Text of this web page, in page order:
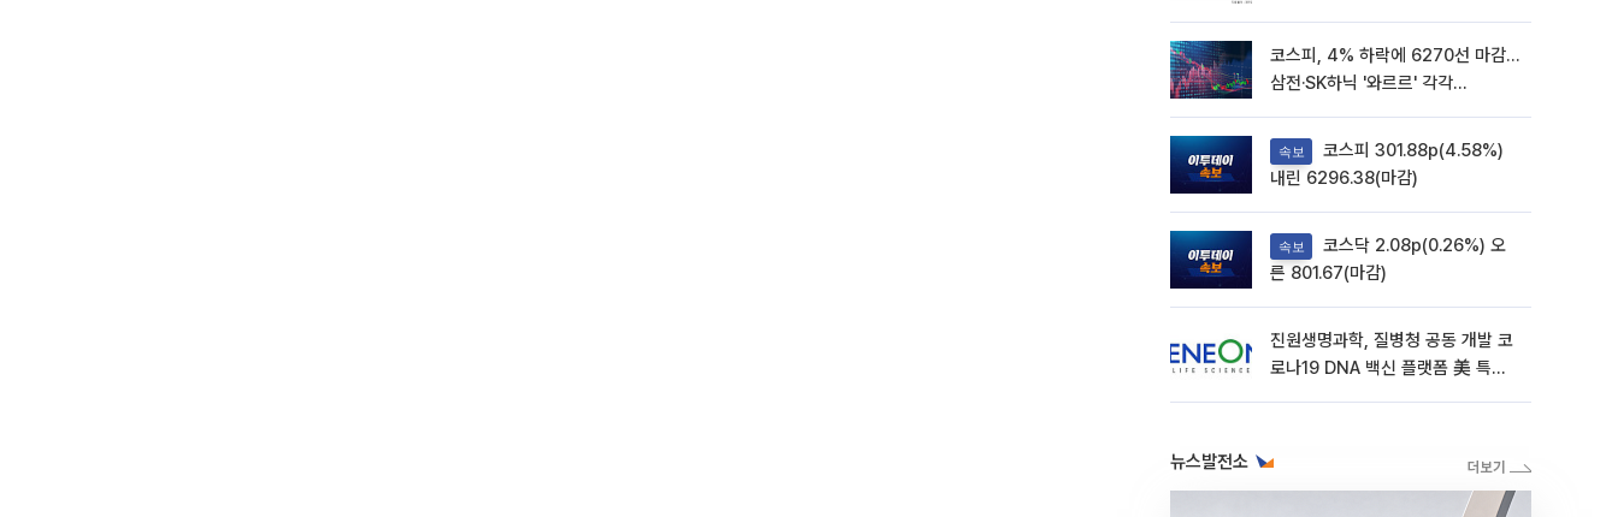
코스피, 4% 하락에 6270선 마감…
삼전·SK하닉 '와르르' 각각
속보
내린 6296.38(마감)
속보
른 801.67(마감)
진원생명과학, 질병청 공동 개발 코
로나19 DNA 백신 플랫폼 美 특허
뉴스발전소